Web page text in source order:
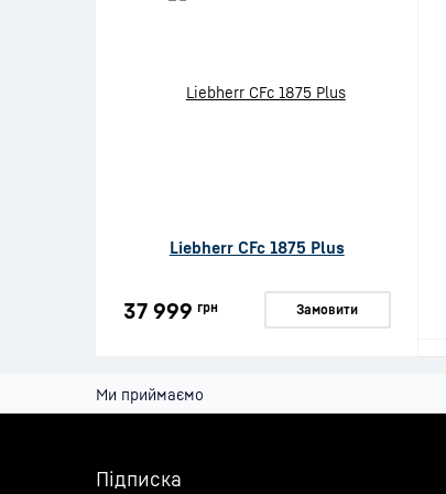
Liebherr CFc 1875 Plus
37 999 грн Замовити
Ми приймаємо
Підписка